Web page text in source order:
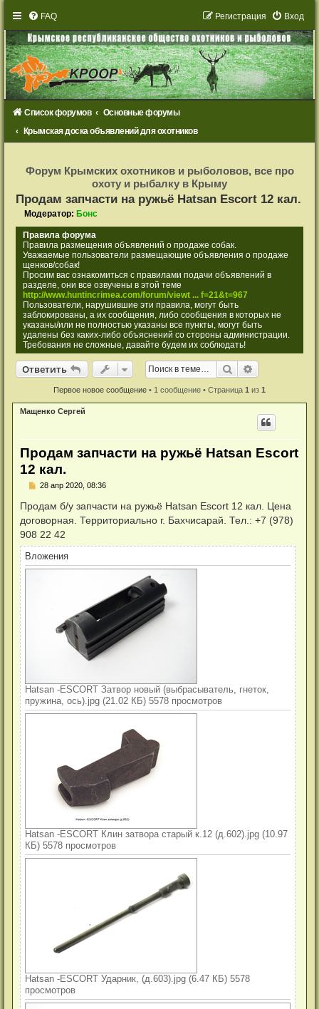
FAQ Вход
Регистрация
Список форумов
Основные форумы
Крымская доска объявлений для охотников
с
т
ц
и
Форум Крымских охотников и рыболовов, все про
охоту и рыбалку в Крыму
Продам запчасти на ружьё Hatsan Еscort 12 кал.
Модератор: Бонс
Правила форума
Правила размещения объявлений о продаже собак.
Уважаемые пользователи размещающие объявления о продаже
щенков/собак!
Просим вас ознакомиться с правилами подачи объявлений в
разделе, они все озвучены в этой теме
http://www.huntincrimea.com/forum/viewt ... f=21&t=967
Пользователи, нарушившие эти правила, могут быть
заблокированы, а их сообщения, либо сообщения в которых не
указаны/или не полностью указаны все пункты, могут быть
удалены без каких-либо объяснений со стороны администрации.
Требования не сложные, давайте будем их соблюдать!
Ответить
Ответить Поиск
Первое новое сообщение • 1 сообщение • Страница 1 из 1
Мащенко Сергей
Продам запчасти на ружьё Hatsan Еscort
12 кал.
Н
п
р
о
ч
и
а
н
28 апр 2020, 08:36
Продам б/у запчасти на ружьё Hatsan Еscort 12 кал. Цена
договорная. Территориально г. Бахчисарай. Тел.: +7 (978)
908 22 42
Вложения
Hatsan -ESCORT Затвор новый (выбрасыватель, гнеток,
пружина, ось).jpg (21.02 КБ) 5578 просмотров
Hatsan -ESCORT Клин затвора старый к.12 (д.602).jpg (10.97
КБ) 5578 просмотров
Hatsan -ESCORT Ударник, (д.603).jpg (6.47 КБ) 5578
просмотров